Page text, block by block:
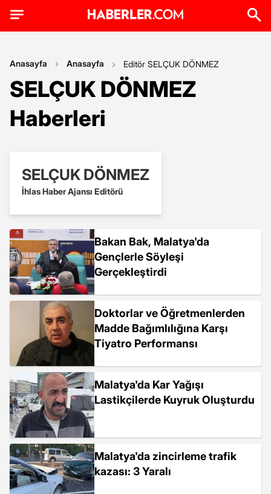
Anasayfa Anasayfa Editör SELÇUK DÖNMEZ
SELÇUK DÖNMEZ
Haberleri
SELÇUK DÖNMEZ
İhlas Haber Ajansı Editörü
Bakan Bak, Malatya'da
Gençlerle Söyleşi
Gerçekleştirdi
Doktorlar ve Öğretmenlerden
Madde Bağımlılığına Karşı
Tiyatro Performansı
Malatya'da Kar Yağışı
Lastikçilerde Kuyruk Oluşturdu
Malatya'da zincirleme trafik
kazası: 3 Yaralı